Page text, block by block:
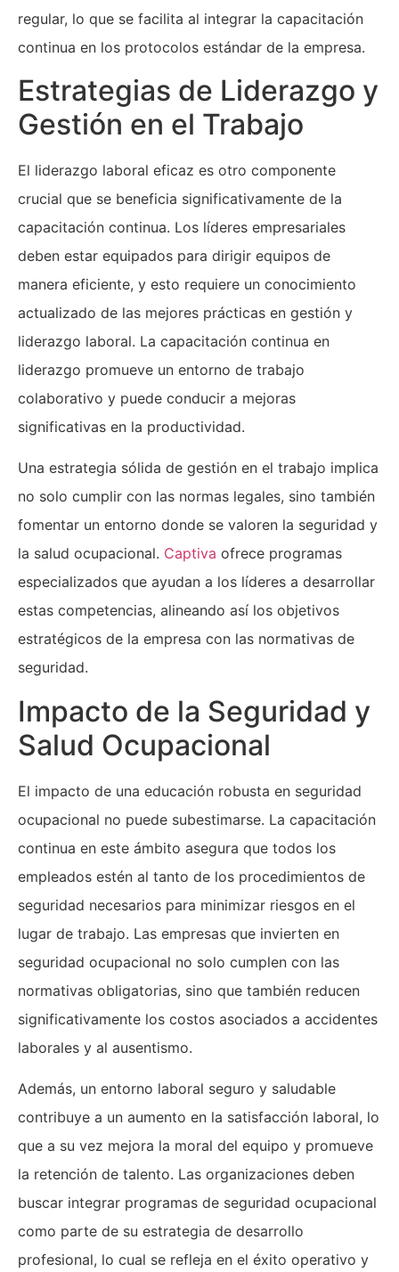
regular, lo que se facilita al integrar la capacitación
continua en los protocolos estándar de la empresa.
Estrategias de Liderazgo y
Gestión en el Trabajo
El liderazgo laboral eficaz es otro componente
crucial que se beneficia significativamente de la
capacitación continua. Los líderes empresariales
deben estar equipados para dirigir equipos de
manera eficiente, y esto requiere un conocimiento
actualizado de las mejores prácticas en gestión y
liderazgo laboral. La capacitación continua en
liderazgo promueve un entorno de trabajo
colaborativo y puede conducir a mejoras
significativas en la productividad.
Una estrategia sólida de gestión en el trabajo implica
no solo cumplir con las normas legales, sino también
fomentar un entorno donde se valoren la seguridad y
la salud ocupacional. Captiva ofrece programas
especializados que ayudan a los líderes a desarrollar
estas competencias, alineando así los objetivos
estratégicos de la empresa con las normativas de
seguridad.
Impacto de la Seguridad y
Salud Ocupacional
El impacto de una educación robusta en seguridad
ocupacional no puede subestimarse. La capacitación
continua en este ámbito asegura que todos los
empleados estén al tanto de los procedimientos de
seguridad necesarios para minimizar riesgos en el
lugar de trabajo. Las empresas que invierten en
seguridad ocupacional no solo cumplen con las
normativas obligatorias, sino que también reducen
significativamente los costos asociados a accidentes
laborales y al ausentismo.
Además, un entorno laboral seguro y saludable
contribuye a un aumento en la satisfacción laboral, lo
que a su vez mejora la moral del equipo y promueve
la retención de talento. Las organizaciones deben
buscar integrar programas de seguridad ocupacional
como parte de su estrategia de desarrollo
profesional, lo cual se refleja en el éxito operativo y